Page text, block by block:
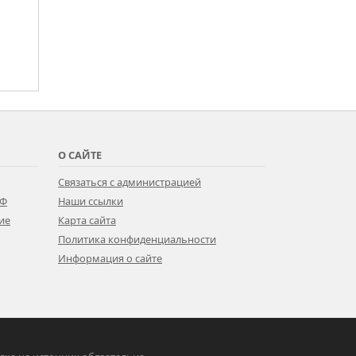
О САЙТЕ
Связаться с администрацией
Наши ссылки
Карта сайта
Политика конфиденциальности
Информация о сайте